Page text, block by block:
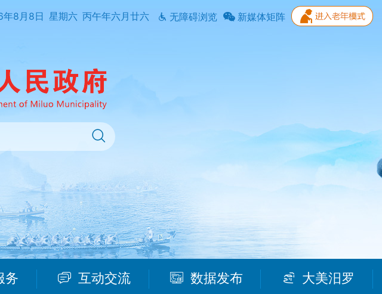
8月8日 星期六 丙午年六月廿六 无障碍浏览 新媒体矩阵
务 互动交流 数据发布 大美汨罗